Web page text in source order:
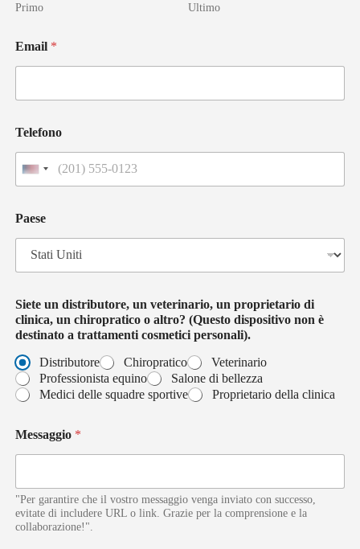
Primo Ultimo
Email *
n
è
Telefono
U
n
t
S
t
t
e
s
Paese
Siete un distributore, un veterinario, un proprietario di
clinica, un chiropratico o altro? (Questo dispositivo non è
destinato a trattamenti cosmetici personali).
Distributore
Chiropratico
Veterinario
Professionista equino
Salone di bellezza
Medici delle squadre sportive
Proprietario della clinica
Messaggio *
"Per garantire che il vostro messaggio venga inviato con successo,
evitate di includere URL o link. Grazie per la comprensione e la
collaborazione!".